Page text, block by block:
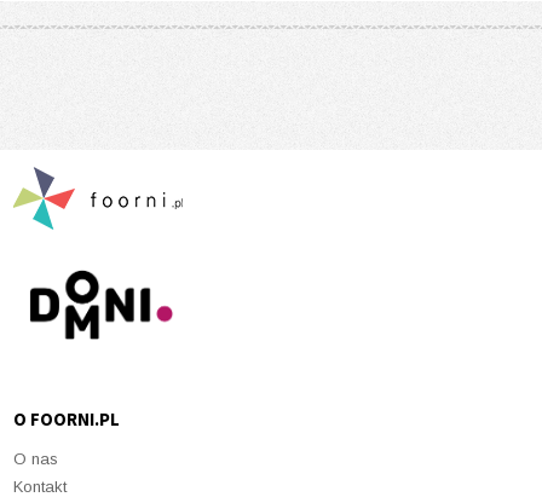
O FOORNI.PL
O nas
Kontakt